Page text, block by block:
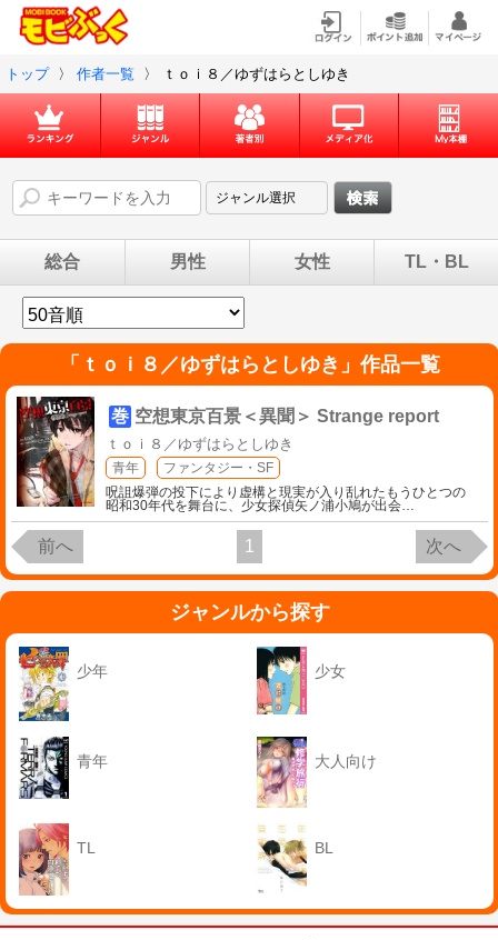
トップ 〉 作者一覧 〉 ｔｏｉ８／ゆずはらとしゆき
総合 男性 女性 TL・BL
「 ｔｏｉ８／ゆずはらとしゆき 」作品一覧
巻 空想東京百景＜異聞＞ Strange report
ｔｏｉ８／ゆずはらとしゆき
青年
ファンタジー・SF
呪詛爆弾の投下により虚構と現実が入り乱れたもうひとつの
昭和30年代を舞台に、少女探偵矢ノ浦小鳩が出会…
前へ 1 次へ
ジャンルから探す
少年 少女
青年 大人向け
TL BL